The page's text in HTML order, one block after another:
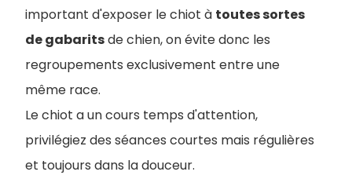
important d'exposer le chiot à toutes sortes
de gabaritsde chien, on évite donc les
regroupements exclusivement entre une
même race.
Le chiot a un cours temps d'attention,
privilégiez des séances courtes mais régulières
et toujours dans la douceur.